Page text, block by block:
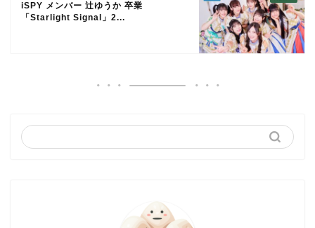
iSPY メンバー 辻ゆうか 卒業
「Starlight Signal」2...